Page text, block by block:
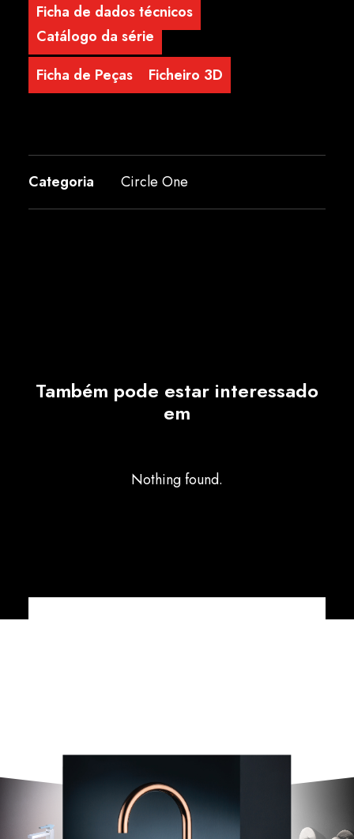
Ficha de dados técnicos
Catálogo da série
Ficha de Peças
Ficheiro 3D
Categoria Circle One
Também pode estar interessado
em
Nothing found.